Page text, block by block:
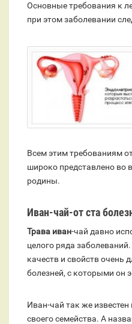
Основные требования к
при этом заболевании
Всем этим требованиям
широко представлено во
родины.
Иван-чай-от ста
Трава иван-чай давно
целого ряда
качеств и свойств очень
болезней, с которыми он
Иван-чай так же
своего семейства. А